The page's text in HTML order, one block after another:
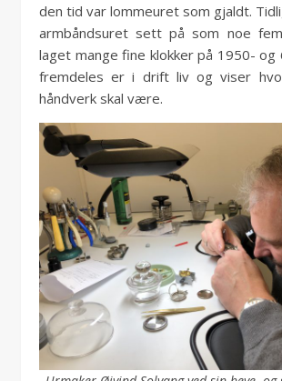
den tid var lommeuret som gjaldt.
armbåndsuret sett på som noe
laget mange fine klokker på 1950- og
fremdeles er i drift liv og viser
håndverk skal være.